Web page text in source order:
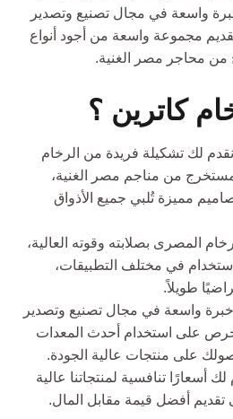
واسعة في مجال تصنيع وتصدير
مجموعة واسعة من أجود أنواع
من محاجر مصر الغنية.
كاترين ؟
نقدم لك تشكيلة فريدة من الرخام
من مناجم مصر الغنية،
مميزة تُلبي جميع الأذواق
المصرى بصلابته وقوته العالية،
في مختلف التطبيقات،
طويلاً.
خبرة واسعة في مجال تصنيع وتصدير
على استخدام أحدث المعدات
على منتجات عالية الجودة.
لك أسعارًا تنافسية لمنتجاتنا عالية
تقديم أفضل قيمة مقابل المال.